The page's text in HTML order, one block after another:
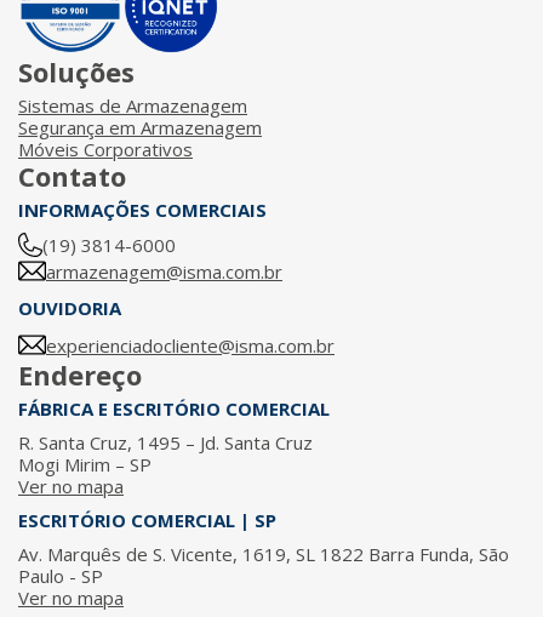
Soluções
Sistemas de Armazenagem
Segurança em Armazenagem
Móveis Corporativos
Contato
INFORMAÇÕES COMERCIAIS
(19) 3814-6000
armazenagem@isma.com.br
OUVIDORIA
experienciadocliente@isma.com.br
Endereço
FÁBRICA E ESCRITÓRIO COMERCIAL
R. Santa Cruz, 1495 – Jd. Santa Cruz
Mogi Mirim – SP
Ver no mapa
ESCRITÓRIO COMERCIAL | SP
Av. Marquês de S. Vicente, 1619, SL 1822 Barra Funda, São
Paulo - SP
Ver no mapa